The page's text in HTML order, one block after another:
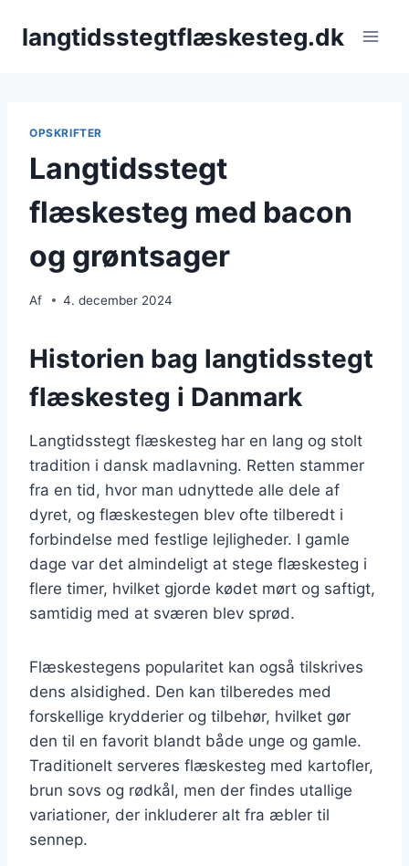
langtidsstegtflæskesteg.dk
OPSKRIFTER
Langtidsstegt
flæskesteg med bacon
og grøntsager
Af 4. december 2024
Historien bag langtidsstegt
flæskesteg i Danmark
Langtidsstegt flæskesteg har en lang og stolt
tradition i dansk madlavning. Retten stammer
fra en tid, hvor man udnyttede alle dele af
dyret, og flæskestegen blev ofte tilberedt i
forbindelse med festlige lejligheder. I gamle
dage var det almindeligt at stege flæskesteg i
flere timer, hvilket gjorde kødet mørt og saftigt,
samtidig med at sværen blev sprød.
Flæskestegens popularitet kan også tilskrives
dens alsidighed. Den kan tilberedes med
forskellige krydderier og tilbehør, hvilket gør
den til en favorit blandt både unge og gamle.
Traditionelt serveres flæskesteg med kartofler,
brun sovs og rødkål, men der findes utallige
variationer, der inkluderer alt fra æbler til
sennep.